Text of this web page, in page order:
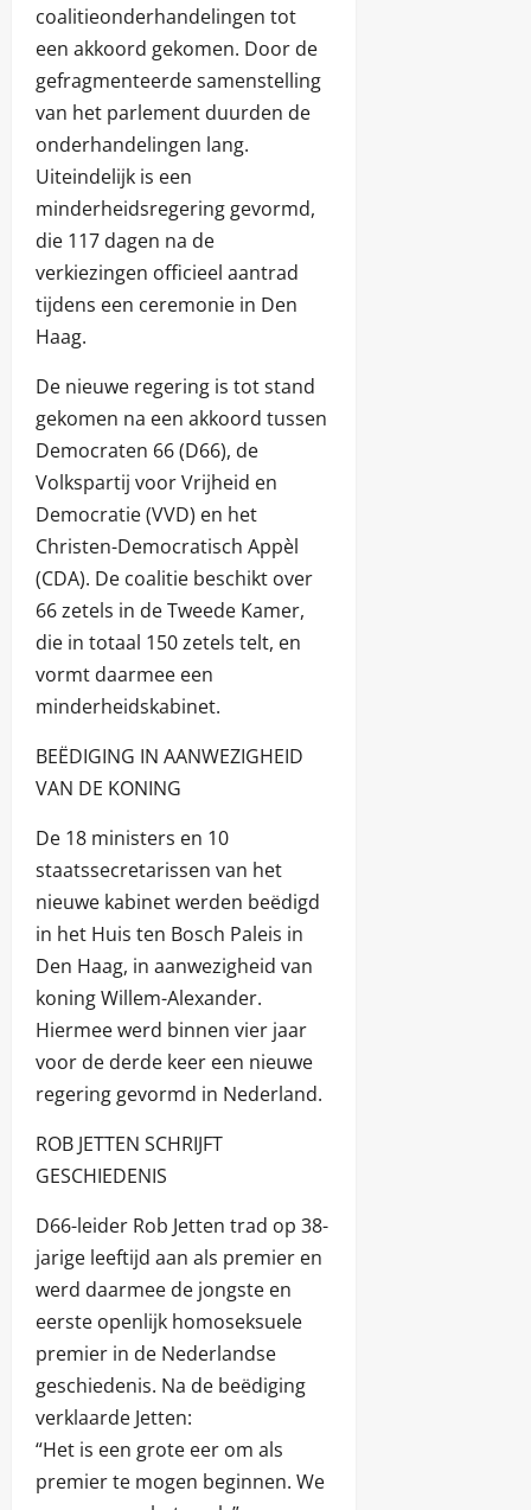
coalitieonderhandelingen tot
een akkoord gekomen. Door de
gefragmenteerde samenstelling
van het parlement duurden de
onderhandelingen lang.
Uiteindelijk is een
minderheidsregering gevormd,
die 117 dagen na de
verkiezingen officieel aantrad
tijdens een ceremonie in Den
Haag.
De nieuwe regering is tot stand
gekomen na een akkoord tussen
Democraten 66 (D66), de
Volkspartij voor Vrijheid en
Democratie (VVD) en het
Christen-Democratisch Appèl
(CDA). De coalitie beschikt over
66 zetels in de Tweede Kamer,
die in totaal 150 zetels telt, en
vormt daarmee een
minderheidskabinet.
BEËDIGING IN AANWEZIGHEID
VAN DE KONING
De 18 ministers en 10
staatssecretarissen van het
nieuwe kabinet werden beëdigd
in het Huis ten Bosch Paleis in
Den Haag, in aanwezigheid van
koning Willem-Alexander.
Hiermee werd binnen vier jaar
voor de derde keer een nieuwe
regering gevormd in Nederland.
ROB JETTEN SCHRIJFT
GESCHIEDENIS
D66-leider Rob Jetten trad op 38-
jarige leeftijd aan als premier en
werd daarmee de jongste en
eerste openlijk homoseksuele
premier in de Nederlandse
geschiedenis. Na de beëdiging
verklaarde Jetten:
“Het is een grote eer om als
premier te mogen beginnen. We